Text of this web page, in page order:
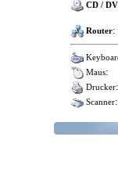
CD /
Router:
Maus:
Drucker:
Scanner: